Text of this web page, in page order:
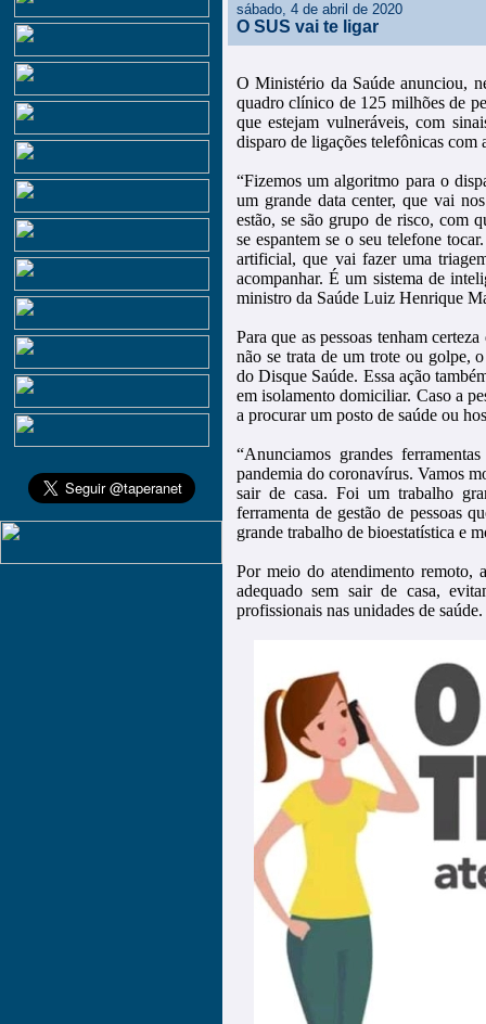
sábado, 4 de abril de 2020
O SUS vai te ligar
O Ministério da Saúde anunciou,
quadro clínico de 125 milhões de
que estejam vulneráveis, com
disparo de ligações telefônicas com
“Fizemos um algoritmo para o
um grande data center, que vai
estão, se são grupo de risco, com
se espantem se o seu telefone
artificial, que vai fazer uma
acompanhar. É um sistema de
ministro da Saúde Luiz Henrique
Para que as pessoas tenham
não se trata de um trote ou golpe,
do Disque Saúde. Essa ação
em isolamento domiciliar. Caso a
a procurar um posto de saúde ou
“Anunciamos grandes
pandemia do coronavírus. Vamos
sair de casa. Foi um trabalho
ferramenta de gestão de pessoas
grande trabalho de bioestatística e
Por meio do atendimento remoto,
adequado sem sair de casa,
profissionais nas unidades de saúde.